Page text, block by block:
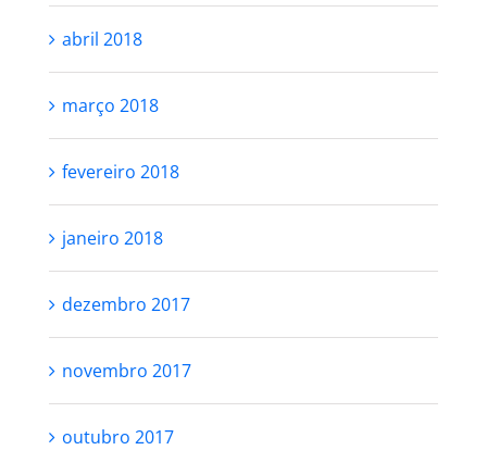
abril 2018
março 2018
fevereiro 2018
janeiro 2018
dezembro 2017
novembro 2017
outubro 2017